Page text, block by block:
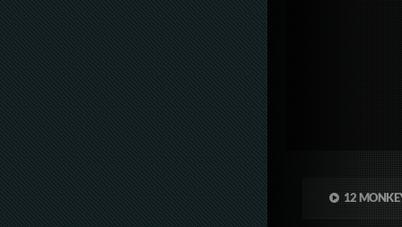
12